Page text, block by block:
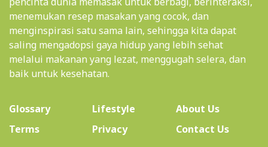
menemukan resep masakan yang cocok, dan
menginspirasi satu sama lain, sehingga kita dapat
saling mengadopsi gaya hidup yang lebih sehat
melalui makanan yang lezat, menggugah selera, dan
baik untuk kesehatan.
Glossary Lifestyle About Us(current)
Terms
Privacy Contact Us